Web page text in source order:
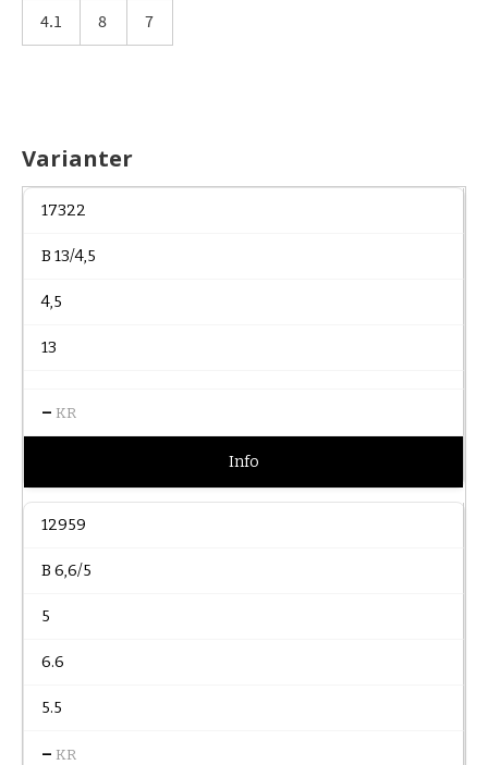
4.1 8 7
Varianter
17322
B 13/4,5
4,5
13
– KR
Info
12959
B 6,6/5
5
6.6
5.5
– KR